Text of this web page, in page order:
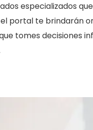
especializados
portal te brindarán
tomes decisiones